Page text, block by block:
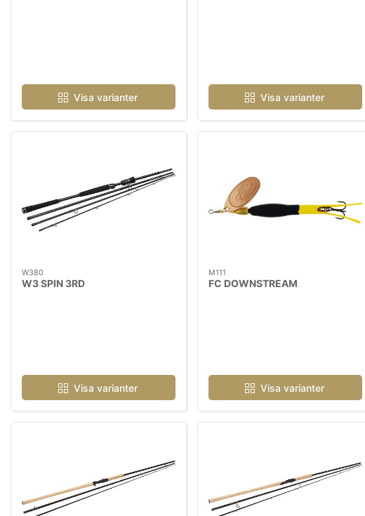
Visa varianter Visa varianter
W380
W3 SPIN 3RD
Visa varianter
M111
FC DOWNSTREAM
Visa varianter